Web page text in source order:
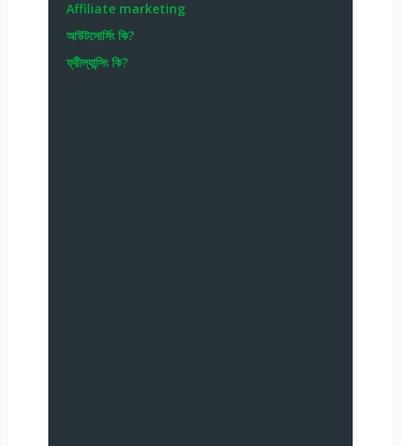
Affiliate marketing
আউটসোর্সিং কি?
ফ্রীল্যান্সিং কি?